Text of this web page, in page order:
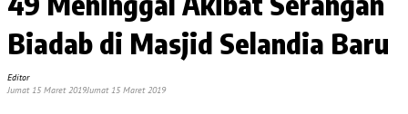
Biadab di Masjid Selandia Baru
Editor
Jumat 15 Maret 2019Jumat 15 Maret 2019